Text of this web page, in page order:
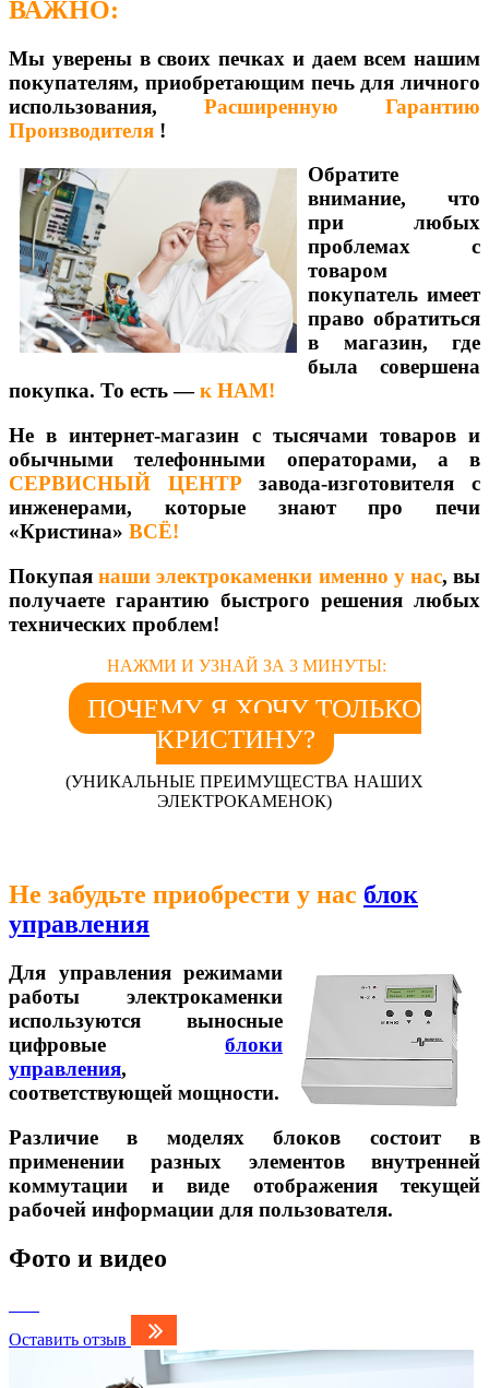
ВАЖНО:
Мы уверены в своих печках и даем всем нашим
покупателям, приобретающим печь для личного
использования, Расширенную Гарантию
Производителя !
Обратите
внимание, что
при любых
проблемах с
товаром
покупатель имеет
право обратиться
в магазин, где
была совершена
покупка. То есть —к НАМ!
Не в интернет-магазин с тысячами товаров и
обычными телефонными операторами, а в
СЕРВИСНЫЙ ЦЕНТР завода-изготовителя с
инженерами, которые знают про печи
«Кристина» ВСЁ!
Покупаянаши электрокаменки именно у нас, вы
получаете гарантию быстрого решения любых
технических проблем!
НАЖМИ И УЗНАЙ ЗА 3 МИНУТЫ:
ПОЧЕМУ Я ХОЧУ ТОЛЬКО
КРИСТИНУ?
(УНИКАЛЬНЫЕ ПРЕИМУЩЕСТВА НАШИХ
ЭЛЕКТРОКАМЕНОК)
Не забудьте приобрести у нас блок
управления
Для управления режимами
работы электрокаменки
используются выносные
цифровые
блоки
управления,
соответствующей мощности.
Различие в моделях блоков состоит в
применении разных элементов внутренней
коммутации и виде отображения текущей
рабочей информации для пользователя.
Фото и видео
Оставить отзыв